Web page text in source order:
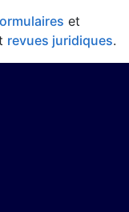
et
revues juridiques.